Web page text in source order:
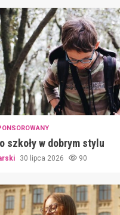
szkoły w dobrym stylu
30 lipca 2026 90